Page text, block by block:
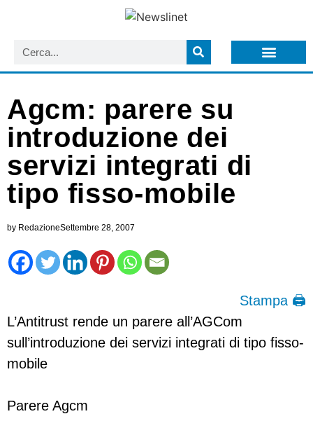
Agcm: parere su
introduzione dei
servizi integrati di
tipo fisso-mobile
by RedazioneSettembre 28, 2007
Stampa 🖨
L’Antitrust rende un parere all’AGCom
sull’introduzione dei servizi integrati di tipo fisso-
mobile
Parere Agcm